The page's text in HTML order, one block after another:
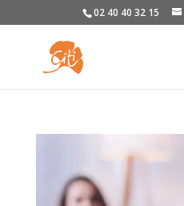
02 40 40 32 15